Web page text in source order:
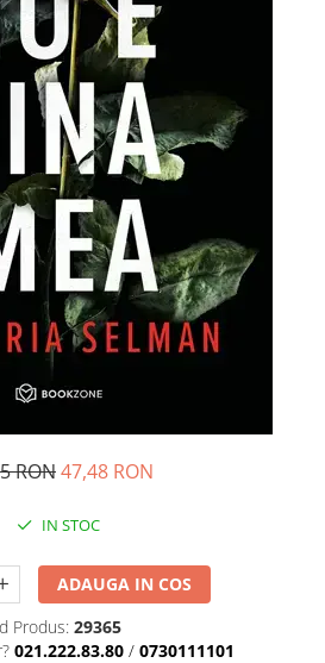
copii
RON47,48 RON
IN STOC
ADAUGA IN COS
Produs: 29365
021.222.83.80 / 0730111101